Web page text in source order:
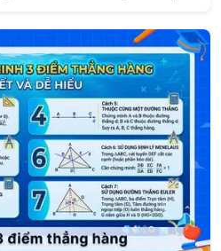
tiết các cách chứng minh
thức của sách Kết nối tri thức
họa và bài tập tự luyện để các